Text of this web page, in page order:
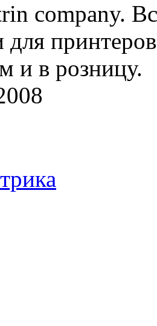
company.
и в розницу.